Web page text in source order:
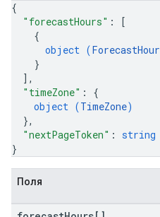
{
"forecastHours" :
[
{
object (ForecastHour
}
] ,
"timeZone" : {
object (TimeZone)
},
"nextPageToken" : string
}
Поля